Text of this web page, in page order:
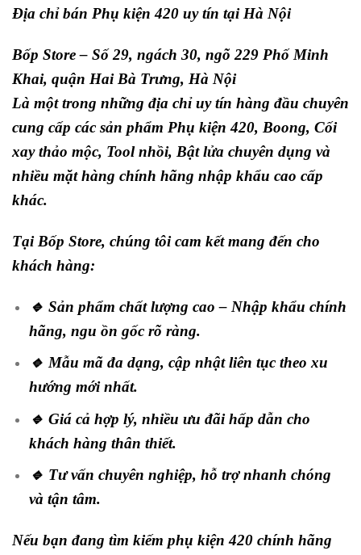
Địa chỉ bán Phụ kiện 420 uy tín tại Hà Nội
Bốp Store – Số 29, ngách 30, ngõ 229 Phố Minh
Khai, quận Hai Bà Trưng, Hà Nội
Là một trong những địa chỉ uy tín hàng đầu chuyên
cung cấp các sản phẩm Phụ kiện 420, Boong, Cối
xay thảo mộc, Tool nhồi, Bật lửa chuyên dụng và
nhiều mặt hàng chính hãng nhập khẩu cao cấp
khác.
Tại Bốp Store, chúng tôi cam kết mang đến cho
khách hàng:
🔹 Sản phẩm chất lượng cao – Nhập khẩu chính
hãng, ngu ồn gốc rõ ràng.
🔹 Mẫu mã đa dạng, cập nhật liên tục theo xu
hướng mới nhất.
🔹 Giá cả hợp lý, nhiều ưu đãi hấp dẫn cho
khách hàng thân thiết.
🔹 Tư vấn chuyên nghiệp, hỗ trợ nhanh chóng
và tận tâm.
Nếu bạn đang tìm kiếm phụ kiện 420 chính hãng